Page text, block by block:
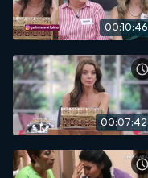
00:10:46
00:07:42